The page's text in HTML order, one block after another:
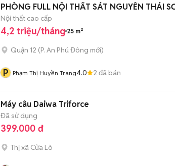
PHÒNG FULL NỘI THẤT SÁT NGUYỄN THÁI
Nội thất cao cấp
4,2 triệu/tháng 25 m²
Quận 12 (P. An Phú Đông mới)
P Phạm Thị Huyền Trang4.0 2 đã bán
Máy câu Daiwa Triforce
Đã sử dụng
399.000 đ
Thị xã Cửa Lò